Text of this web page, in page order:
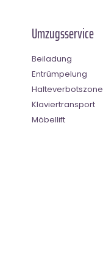
Umzugsservice
Beiladung
Entrümpelung
Halteverbotszone
Klaviertransport
Möbellift